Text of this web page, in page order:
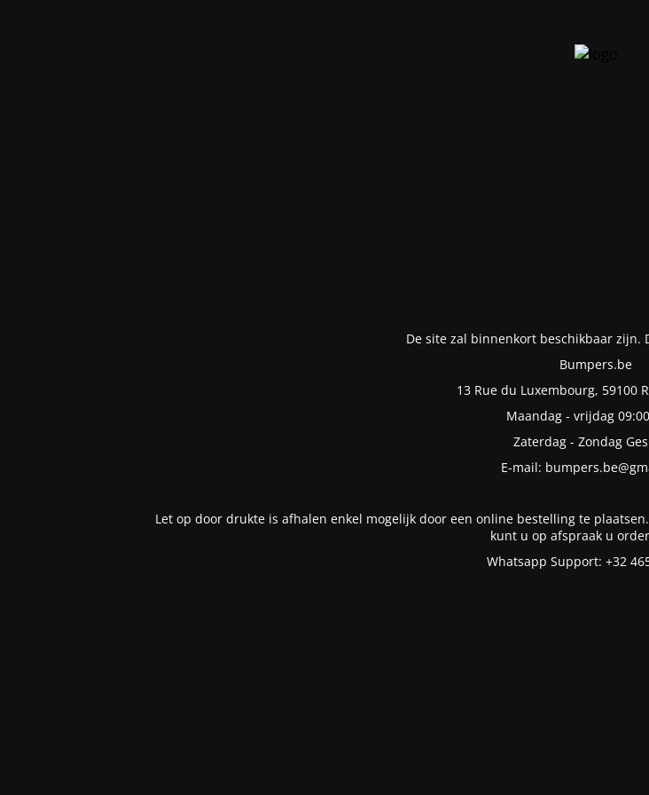
De site zal binnenkort beschikbaar zijn.
Bumpers.be
13 Rue du Luxembourg, 59100
Maandag - vrijdag
Zaterdag - Zondag
E-mail:
Let op door drukte is afhalen enkel mogelijk door een online bestelling te
kunt u op afspraak u
Whatsapp Support: +32